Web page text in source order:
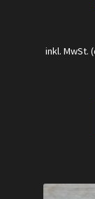
inkl. MwSt.